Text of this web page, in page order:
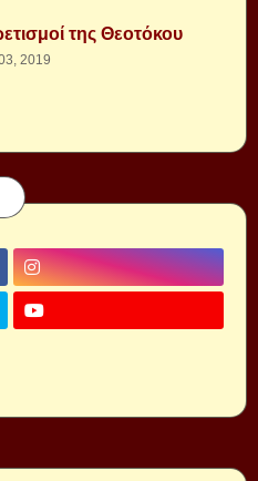
της Θεοτόκου
2019